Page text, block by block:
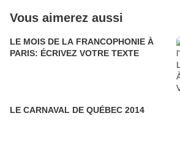
Vous aimerez aussi
LE MOIS DE LA FRANCOPHONIE À
PARIS: ÉCRIVEZ VOTRE TEXTE
LE CARNAVAL DE QUÉBEC 2014